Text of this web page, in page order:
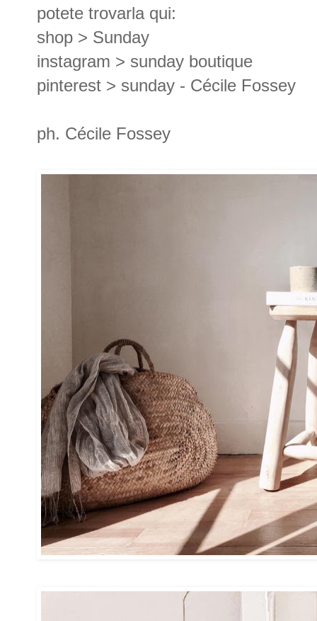
potete trovarla qui:
shop > Sunday
instagram > sunday boutique
pinterest > sunday - Cécile Fossey
ph. Cécile Fossey